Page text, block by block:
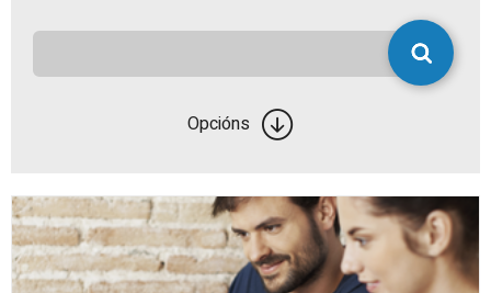
Opcións